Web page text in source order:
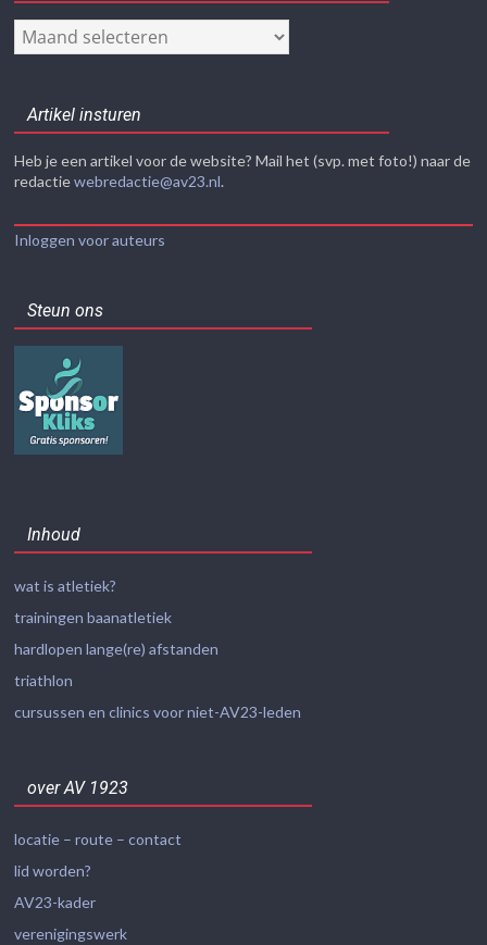
Nieuwsarchief
Artikel insturen
Heb je een artikel voor de website? Mail het (svp. met foto!) naar de
redactiewebredactie@av23.nl.
Inloggen voor auteurs
Steun ons
Inhoud
wat is atletiek?
trainingen baanatletiek
hardlopen lange(re) afstanden
triathlon
cursussen en clinics voor niet-AV23-leden
over AV 1923
locatie – route – contact
lid worden?
AV23-kader
verenigingswerk